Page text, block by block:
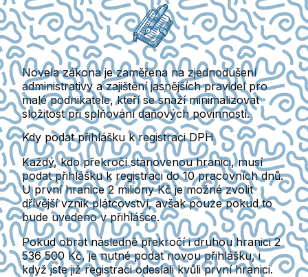
Novela zákona je zaměřena na zjednodušení
administrativy a zajištění jasnějších pravidel pro
malé podnikatele,kteří se snaží minimalizovat
složitost při splňování daňových povinností.
Kdy podat přihlášku k registraci DPH
Každý, kdo překročí stanovenou hranici, musí
podat přihlášku k registracido 10 pracovních dnů.
U první hranice 2 miliony Kč je možné zvolit
dřívější vznik plátcovství, avšak pouze pokud to
bude uvedeno v přihlášce.
Pokud obrat následně překročí i druhou hranici 2
536 500 Kč, je nutné podatnovou přihlášku, i
když jste již registraci odeslali kvůli první hranici.